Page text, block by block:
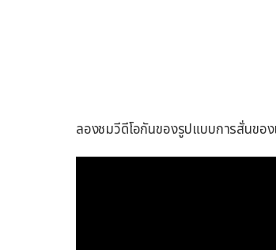
ลองชมวีดีโอกันของรูปแบบการสั่นขอ